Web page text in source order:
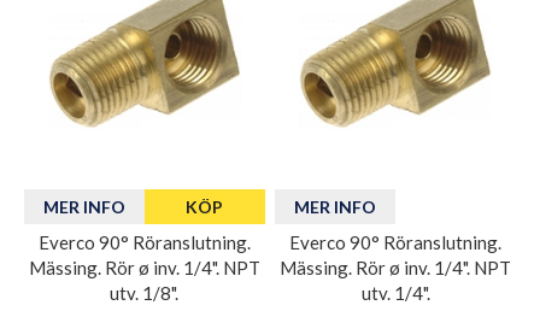
MER INFO KÖP
Everco 90° Röranslutning.
Mässing. Rör ø inv. 1/4". NPT
utv. 1/8".
MER INFO
Everco 90° Röranslutning.
Mässing. Rör ø inv. 1/4". NPT
utv. 1/4".